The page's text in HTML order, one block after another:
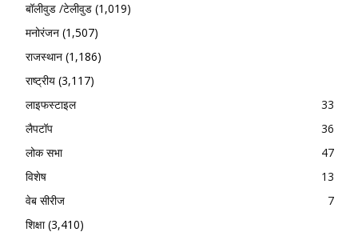
बॉलीवुड /टेलीवुड (1,019)
मनोरंजन (1,507)
राजस्थान (1,186)
राष्ट्रीय (3,117)
लाइफस्टाइल
33
लैपटॉप
36
लोक सभा
47
विशेष
13
वेब सीरीज
7
शिक्षा(3,410)